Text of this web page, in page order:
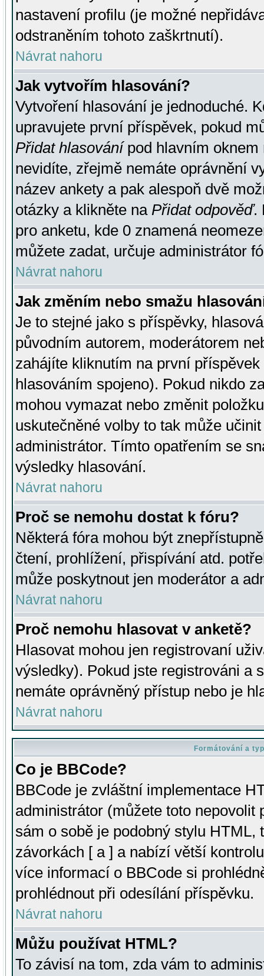
nastavení profilu (je možné
odstraněním tohoto zaškrtnutí).
Návrat nahoru
Jak vytvořím hlasování?
Vytvoření hlasování je jednoduché.
upravujete první příspěvek, pokud
Přidat hlasovánípod hlavním oknem
nevidíte, zřejmě nemáte oprávnění
název ankety a pak alespoň dvě
otázky a klikněte na Přidat odpověď.
pro anketu, kde 0 znamená
můžete zadat, určuje administrátor
Návrat nahoru
Jak změním nebo smažu
Je to stejné jako s příspěvky,
původním autorem, moderátorem
zahájíte kliknutím na první
hlasováním spojeno). Pokud nikdo
mohou vymazat nebo změnit
uskutečněné volby to tak může
administrátor. Tímto opatřením se
výsledky hlasování.
Návrat nahoru
Proč se nemohu dostat k fóru?
Některá fóra mohou být
čtení, prohlížení, přispívání atd.
může poskytnout jen moderátor a
Návrat nahoru
Proč nemohu hlasovat v anketě?
Hlasovat mohou jen registrovaní
výsledky). Pokud jste registrováni a
nemáte oprávněný přístup nebo je
Návrat nahoru
Formátování a
Co je BBCode?
BBCode je zvláštní implementace
administrátor (můžete toto
sám o sobě je podobný stylu HTML,
závorkách [ a ] a nabízí větší
více informací o BBCode si
prohlédnout při odesílání příspěvku.
Návrat nahoru
Můžu používat HTML?
To závisí na tom, zda vám to